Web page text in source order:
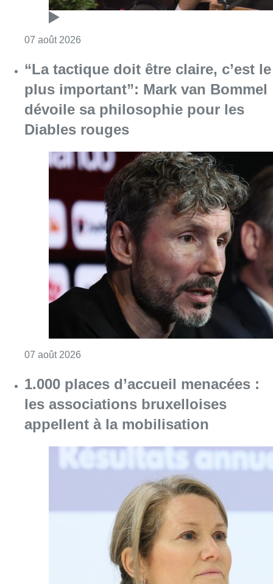
07 août 2026
“La tactique doit être claire, c’est le
plus important”: Mark van Bommel
dévoile sa philosophie pour les
Diables rouges
07 août 2026
1.000 places d’accueil menacées :
les associations bruxelloises
appellent à la mobilisation